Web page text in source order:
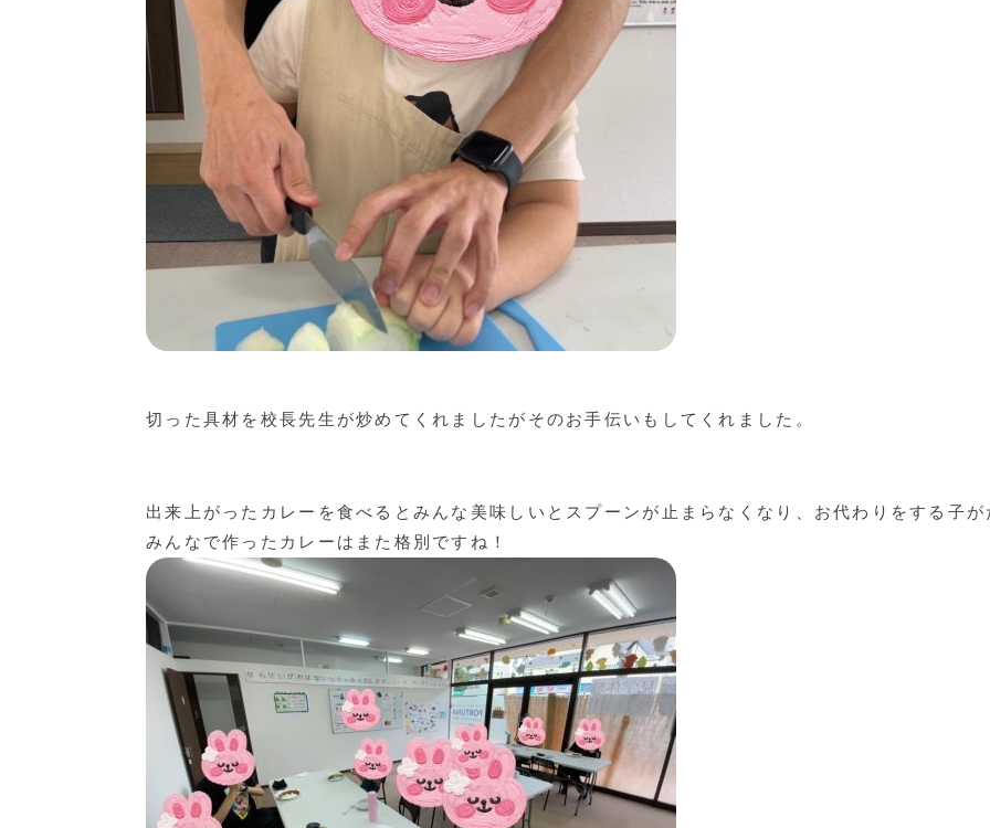
切った具材を校長先生が炒めてくれましたがそのお手伝いもしてくれました。
出来上がったカレーを食べるとみんな美味しいとスプーンが止まらなくなり、お代わりをする子が
みんなで作ったカレーはまた格別ですね！